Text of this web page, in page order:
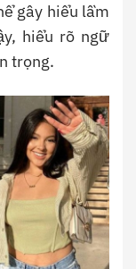
gây hiểu lầm
hiểu rõ ngữ
trọng.